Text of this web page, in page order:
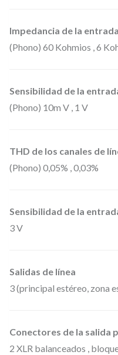
c
a
i
d
Impedancia de la
(Phono) 60 Kohmios , 6
Sensibilidad de la
(Phono) 10m V , 1 V
THD de los canales de
(Phono) 0,05% , 0,03%
Sensibilidad de la
3 V
Salidas de línea
3 (principal estéreo, zona
Conectores de la salida
2 XLR balanceados ,